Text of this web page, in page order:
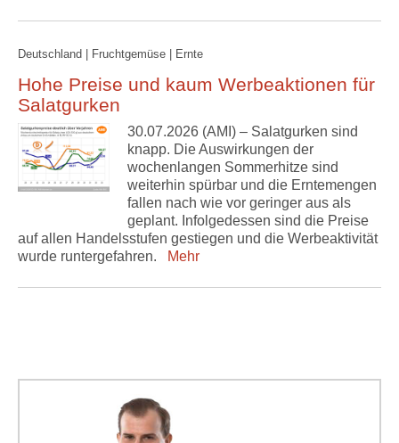
Deutschland | Fruchtgemüse | Ernte
Hohe Preise und kaum Werbeaktionen für
Salatgurken
30.07.2026 (AMI) – Salatgurken sind
knapp. Die Auswirkungen der
wochenlangen Sommerhitze sind
weiterhin spürbar und die Erntemengen
fallen nach wie vor geringer aus als
geplant. Infolgedessen sind die Preise
auf allen Handelsstufen gestiegen und die Werbeaktivität
wurde runtergefahren.
Mehr